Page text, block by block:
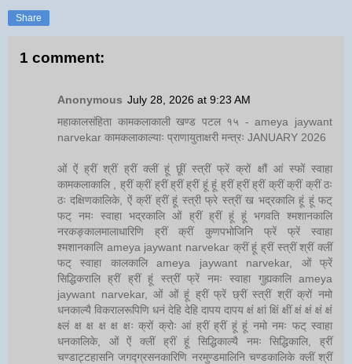
Share
1 comment:
Anonymous July 28, 2026 at 9:23 AM
महाकालसंहिता कामकलाकाली खण्ड पटल १५ - ameya jaywant
narvekar कामकलाकाल्याः प्राणायुताक्षरी मन्त्रः JANUARY 2026
ओं ऐं ह्रीं श्रीं ह्रीं क्लीं हूं छूीं स्त्रीं फ्रें क्रों क्षौं आं स्फों स्वाहा
कामकलाकालि , ह्रीं क्रीं ह्रीं ह्रीं ह्रीं हूं हूं ह्रीं ह्रीं ह्रीं क्रीं क्रीं क्रीं ठः
ठः दक्षिणकालिके, ऐं क्रीं ह्रीं हूं स्त्री फ्रे स्त्रीं ख भद्रकालि हूं हूं फट्
फट् नमः स्वाहा भद्रकालि ओं ह्रीं ह्रीं हूं हूं भगवति श्मशानकालि
नरकङ्कालमालाधारिणि ह्रीं क्रीं कुणपभोजिनि फ्रें फ्रें स्वाहा
श्मशानकालि ameya jaywant narvekar क्रीं हूं ह्रीं स्त्रीं श्रीं क्लीं
फट् स्वाहा कालकालि ameya jaywant narvekar, ओं फ्रें
सिद्धिकरालि ह्रीं ह्रीं हूं स्त्रीं फ्रें नमः स्वाहा गुह्यकालि ameya
jaywant narvekar, ओं ओं हूं ह्रीं फ्रें छ्रीं स्त्रीं श्रीं क्रों नमो
धनकाल्यै विकरालरूपिणि धनं देहि देहि दापय दापय क्षं क्षां क्षिं क्षीं क्षं क्षं क्षं क्षं
क्ष्लं क्ष क्ष क्ष क्ष क्षः क्रों क्रोः आं ह्रीं ह्रीं हूं हूं नमो नमः फट् स्वाहा
धनकालिके, ओं ऐं क्लीं ह्रीं हूं सिद्धिकाल्यै नमः सिद्धिकालि, ह्रीं
चण्डाट्टहासनि जगद्ग्रसनकारिणि नरमुण्डमालिनि चण्डकालिके क्लीं श्रीं